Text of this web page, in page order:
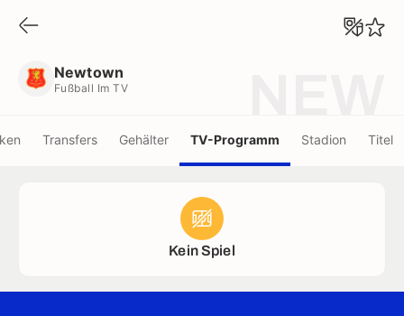
Newtown
Fußball Im TV
Transfers Gehälter TV-Programm Stadion Titel
Kein Spiel